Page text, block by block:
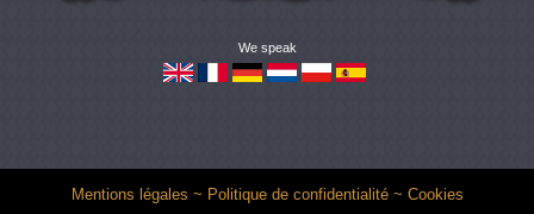
We speak
Mentions légales ~ Politique de confidentialité~ Cookies